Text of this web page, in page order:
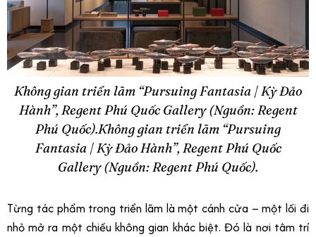
Không gian triển lãm “Pursuing Fantasia | Kỳ Đảo
Hành”, Regent Phú Quốc Gallery (Nguồn: Regent
Phú Quốc).Không gian triển lãm “Pursuing
Fantasia | Kỳ Đảo Hành”, Regent Phú Quốc
Gallery (Nguồn: Regent Phú Quốc).
Từng tác phẩm trong triển lãm là một cánh cửa – một lối đi
nhỏ mở ra một chiều không gian khác biệt. Đó là nơi tâm trí